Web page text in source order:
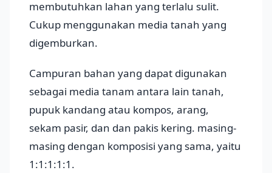
membutuhkan lahan yang terlalu sulit.
Cukup menggunakan media tanah yang
digemburkan.
Campuran bahan yang dapat digunakan
sebagai media tanam antara lain tanah,
pupuk kandang atau kompos, arang,
sekam pasir, dan dan pakis kering. masing-
masing dengan komposisi yang sama, yaitu
1:1:1:1:1.